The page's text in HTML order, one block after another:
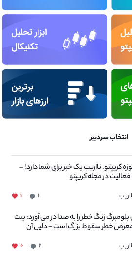
انتخاب سردبیر
کریپتو، نااریب یک خبر برای شما دارد! –
در مجله کریپتو
۱ ۱
زنگ خطر را به صدا در می آورد: بیت
خطر سقوط بزرگ است - دلیل آن
۲ ۰